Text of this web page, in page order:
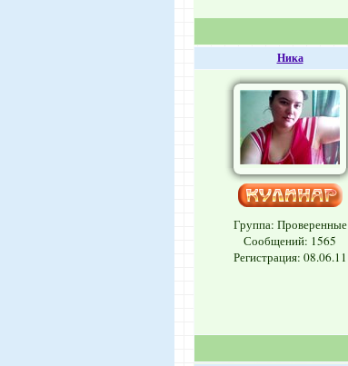
Ника
Группа: Проверенные
Сообщений: 1565
Регистрация: 08.06.11